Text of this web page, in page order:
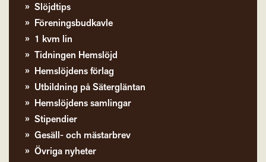
Slöjdtips
Föreningsbudkavle
1 kvm lin
Tidningen Hemslöjd
Hemslöjdens förlag
Utbildning på Sätergläntan
Hemslöjdens samlingar
Stipendier
Gesäll- och mästarbrev
Övriga nyheter